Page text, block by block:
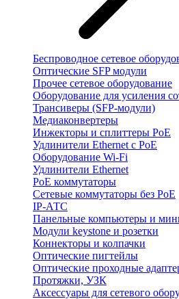
Беспроводное сетевое
Оптические SFP модули
Прочее сетевое оборудование
Оборудование для усиления
Трансиверы (SFP-модули)
Медиаконвертеры
Инжекторы и сплиттеры PoE
Удлинители Ethernet с PoE
Оборудование Wi-Fi
Удлинители Ethernet
PoE коммутаторы
Сетевые коммутаторы без PoE
IP-АТС
Панельные компьютеры и
Модули keystone и розетки
Коннекторы и колпачки
Оптические пигтейлы
Оптические проходные
Протяжки, УЗК
Аксессуары для сетевого